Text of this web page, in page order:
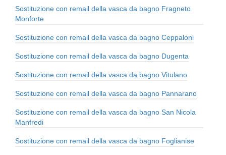
Sostituzione con remail della vasca da bagno Fragneto
Monforte
Sostituzione con remail della vasca da bagno Ceppaloni
Sostituzione con remail della vasca da bagno Dugenta
Sostituzione con remail della vasca da bagno Vitulano
Sostituzione con remail della vasca da bagno Pannarano
Sostituzione con remail della vasca da bagno San Nicola
Manfredi
Sostituzione con remail della vasca da bagno Foglianise